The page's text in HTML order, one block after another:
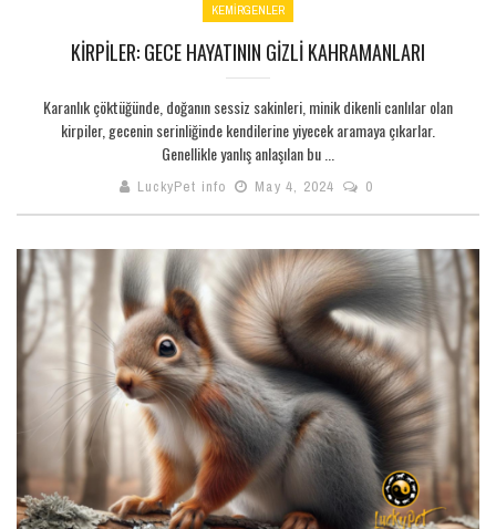
KEMİRGENLER
KIRPILER: GECE HAYATININ GIZLI KAHRAMANLARI
Karanlık çöktüğünde, doğanın sessiz sakinleri, minik dikenli canlılar olan
kirpiler, gecenin serinliğinde kendilerine yiyecek aramaya çıkarlar.
Genellikle yanlış anlaşılan bu ...
LuckyPet info May 4, 2024 0